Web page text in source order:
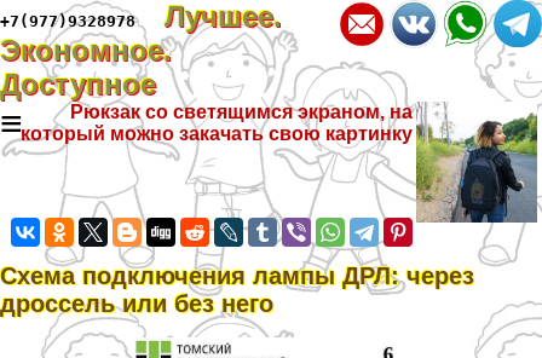
+7(977)9328978
Лучшее.
Экономное.
Доступное
≡
Рюкзак со светящимся экраном, на
который можно закачать свою картинку
Схема подключения лампы ДРЛ: через
дроссель или без него